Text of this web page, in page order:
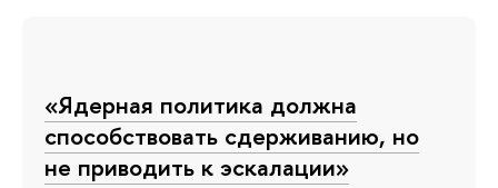
«Ядерная политика должна
способствовать сдерживанию, но
не приводить к эскалации»